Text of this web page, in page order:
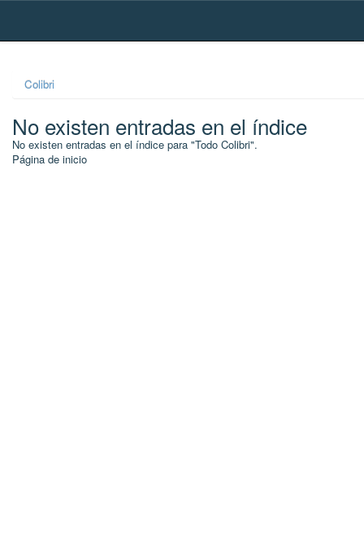
Skip
Colibri
No existen entradas en el índice
No existen entradas en el índice para "Todo Colibri".
Página de inicio